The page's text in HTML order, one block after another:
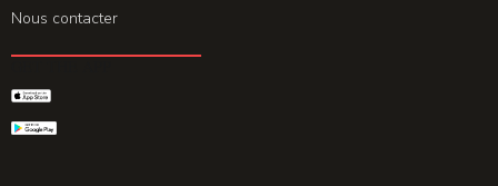
Nous contacter